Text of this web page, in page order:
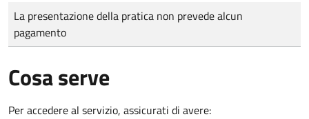
Tipo di pagamento
Importo
La presentazione della pratica non prevede alcun
pagamento
Cosa serve
Per accedere al servizio, assicurati di avere: